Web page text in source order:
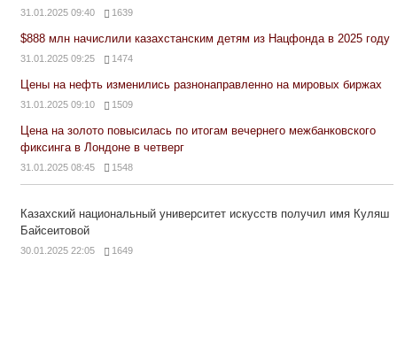
31.01.2025 09:40 1639
$888 млн начислили казахстанским детям из Нацфонда в 2025 году
31.01.2025 09:25 1474
Цены на нефть изменились разнонаправленно на мировых биржах
31.01.2025 09:10 1509
Цена на золото повысилась по итогам вечернего межбанковского
фиксинга в Лондоне в четверг
31.01.2025 08:45 1548
Казахский национальный университет искусств получил имя Куляш
Байсеитовой
30.01.2025 22:05 1649